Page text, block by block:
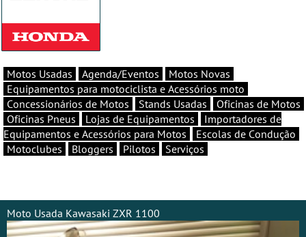
Motos Usadas Agenda/Eventos
Motos Novas
Equipamentos para motociclista e Acessórios moto
Concessionários de Motos
Stands Usadas
Oficinas de Motos
Oficinas Pneus
Lojas de Equipamentos
Importadores de
Equipamentos e Acessórios para Motos
Escolas de Condução
Motoclubes
Bloggers Pilotos Serviços
Moto Usada Kawasaki ZXR 1100